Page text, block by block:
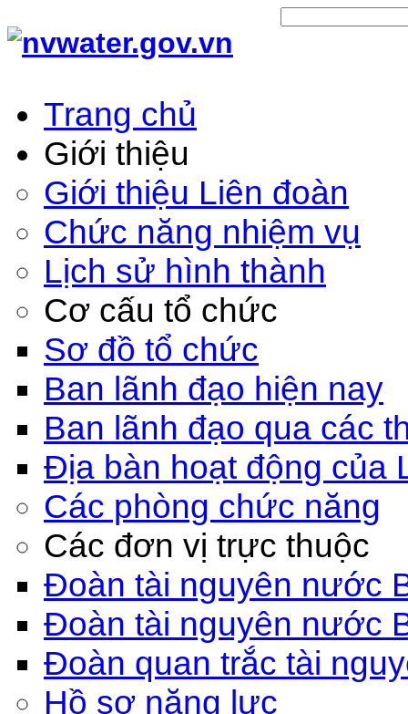
Trang chủ
Giới thiệu
Giới thiệu Liên đoàn
Chức năng nhiệm vụ
Lịch sử hình thành
Cơ cấu tổ chức
Sơ đồ tổ chức
Ban lãnh đạo hiện nay
Ban lãnh đạo qua các
Địa bàn hoạt động của
Các phòng chức năng
Các đơn vị trực thuộc
Đoàn tài nguyên nước
Đoàn tài nguyên nước
Đoàn quan trắc tài
Hồ sơ năng lực